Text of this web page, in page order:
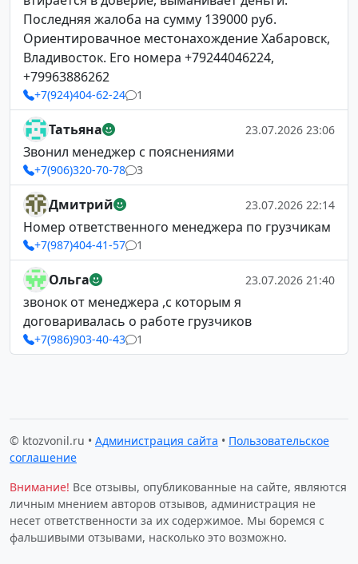
Последняя жалоба на сумму 139000 руб.
Ориентировачное местонахождение Хабаровск,
Владивосток. Его номера +79244046224,
+79963886262
+7(924)404-62-24 1
Татьяна 23.07.2026 23:06
Звонил менеджер с пояснениями
+7(906)320-70-78 3
Дмитрий 23.07.2026 22:14
Номер ответственного менеджера по грузчикам
+7(987)404-41-57 1
Ольга 23.07.2026 21:40
звонок от менеджера ,с которым я
договаривалась о работе грузчиков
+7(986)903-40-43 1
© ktozvonil.ru • Администрация сайта • Пользовательское
соглашение
Внимание! Все отзывы, опубликованные на сайте, являются
личным мнением авторов отзывов, администрация не
несет ответственности за их содержимое. Мы боремся с
фальшивыми отзывами, насколько это возможно.